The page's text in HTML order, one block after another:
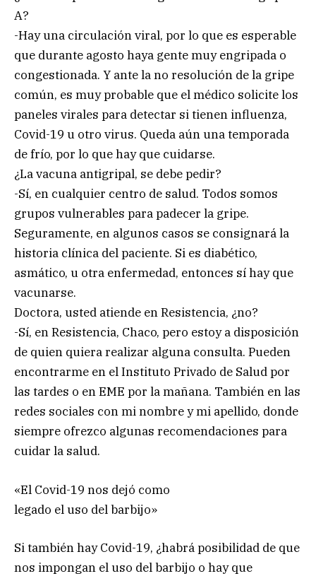
A?
-Hay una circulación viral, por lo que es esperable
que durante agosto haya gente muy engripada o
congestionada. Y ante la no resolución de la gripe
común, es muy probable que el médico solicite los
paneles virales para detectar si tienen influenza,
Covid-19 u otro virus. Queda aún una temporada
de frío, por lo que hay que cuidarse.
¿La vacuna antigripal, se debe pedir?
-Sí, en cualquier centro de salud. Todos somos
grupos vulnerables para padecer la gripe.
Seguramente, en algunos casos se consignará la
historia clínica del paciente. Si es diabético,
asmático, u otra enfermedad, entonces sí hay que
vacunarse.
Doctora, usted atiende en Resistencia, ¿no?
-Sí, en Resistencia, Chaco, pero estoy a disposición
de quien quiera realizar alguna consulta. Pueden
encontrarme en el Instituto Privado de Salud por
las tardes o en EME por la mañana. También en las
redes sociales con mi nombre y mi apellido, donde
siempre ofrezco algunas recomendaciones para
cuidar la salud.
«El Covid-19 nos dejó como
legado el uso del barbijo»
Si también hay Covid-19, ¿habrá posibilidad de que
nos impongan el uso del barbijo o hay que